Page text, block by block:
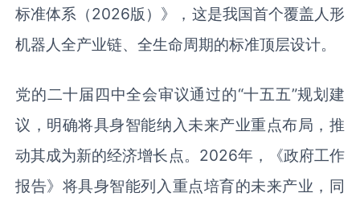
标准体系（2026版）》，这是我国首个覆盖人形
机器人全产业链、全生命周期的标准顶层设计。
党的二十届四中全会审议通过的“十五五”规划建
议，明确将具身智能纳入未来产业重点布局，推
动其成为新的经济增长点。2026年，《政府工作
报告》将具身智能列入重点培育的未来产业，同